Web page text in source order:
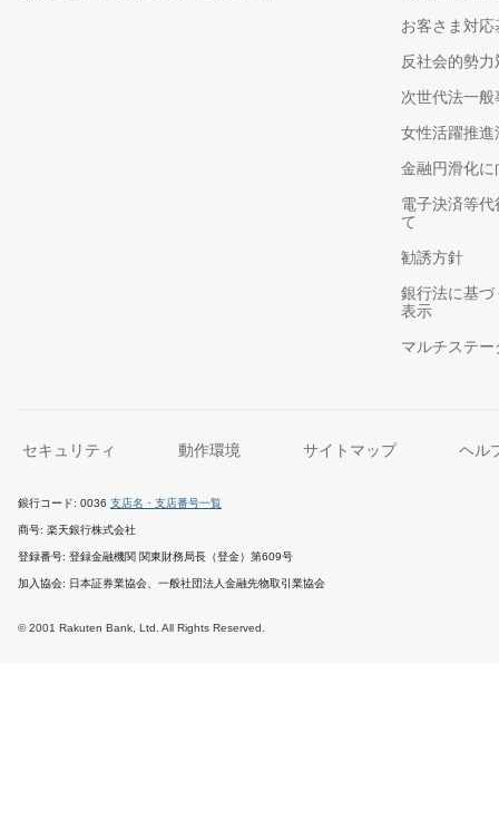
お客さま対応
反社会的勢
次世代法一
女性活躍推
金融円滑化
電子決済等
て
勧誘方針
銀行法に基
表示
マルチステ
セキュリティ 動作環境 サイトマップ ヘル
銀行コード 0036 支店名・支店番号一覧
商号 楽天銀行株式会社
登録番号 登録金融機関 関東財務局長（登金）第609号
加入協会 日本証券業協会、一般社団法人金融先物取引業協会
© 2001 Rakuten Bank, Ltd. All Rights Reserved.